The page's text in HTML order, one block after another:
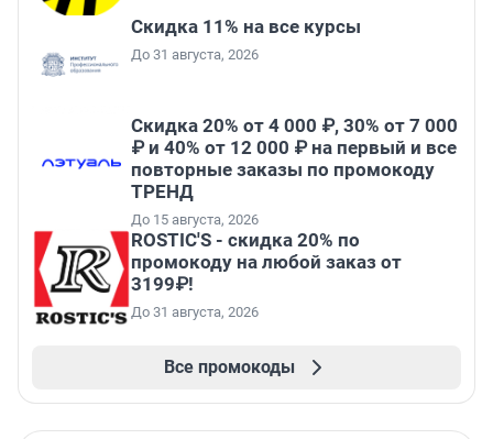
Скидка 11% на все курсы
До 31 августа, 2026
Скидка 20% от 4 000 ₽, 30% от 7 000
₽ и 40% от 12 000 ₽ на первый и все
повторные заказы по промокоду
ТРЕНД
До 15 августа, 2026
ROSTIC'S - скидка 20% по
промокоду на любой заказ от
3199₽!
До 31 августа, 2026
Все промокоды